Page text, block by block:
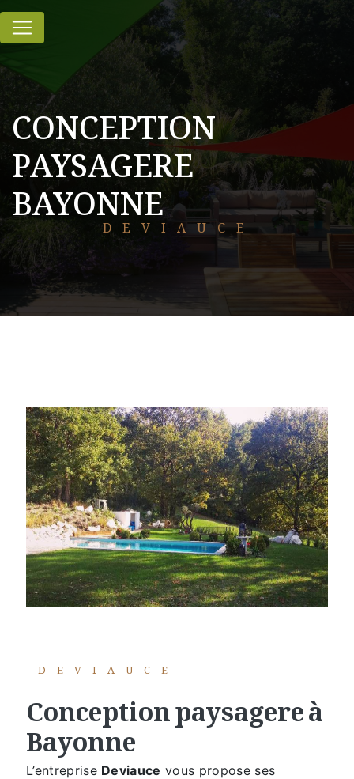
CONCEPTION
PAYSAGERE
BAYONNEDEVIAUCE
DEVIAUCE
conception paysagere à
Bayonne
L’entreprise Deviauce vous propose ses
Panneau de gestion des cookies